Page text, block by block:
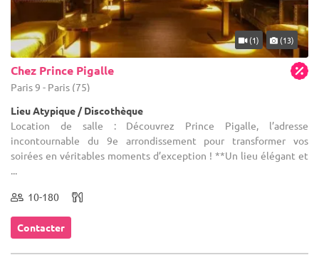
(1) (13)
Chez Prince Pigalle
Paris 9 - Paris (75)
Lieu Atypique / Discothèque
Location de salle : Découvrez Prince Pigalle, l’adresse
incontournable du 9e arrondissement pour transformer vos
soirées en véritables moments d’exception ! **Un lieu élégant et
...
10-180
Contacter